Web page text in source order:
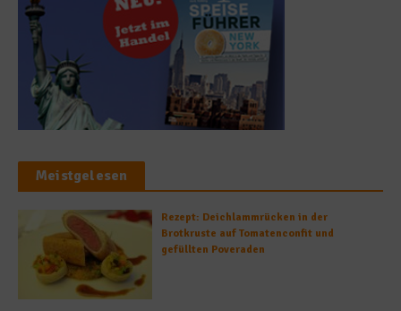
Meistgelesen
Rezept: Deichlammrücken in der
Brotkruste auf Tomatenconfit und
gefüllten Poveraden